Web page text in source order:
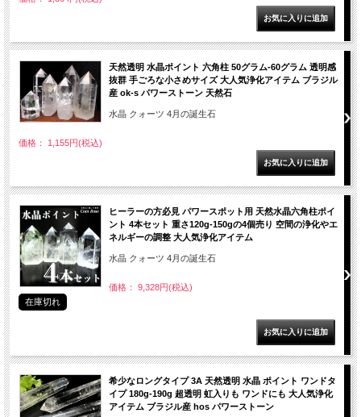
天然透明 水晶ポイント 六角柱 50グラム-60グラム 透明感
抜群 手ごろな小さめサイズ 大人気浄化アイテム ブラジル
産 ok-s パワーストーン 天然石
水晶 クォーツ 4月の誕生石
価格： 1,155円(税込)
ヒーラーの方必見 パワースポット用 天然水晶六角柱ポイ
ント 4本セット 重さ120g-150gの4個売り 空間の浄化やエ
ネルギーの調整 大人気浄化アイテム
水晶 クォーツ 4月の誕生石
価格： 9,328円(税込)
在庫切れ
希少なロングタイプ 3A 天然透明 水晶 ポイント ワンドタ
イプ 180g-190g 超透明 虹入りも ワンドにも 大人気浄化
アイテム ブラジル産 hos パワーストーン